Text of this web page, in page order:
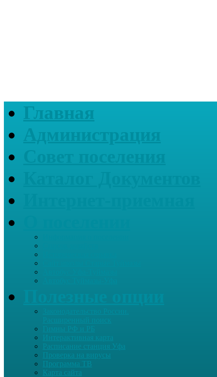
Главная
Администрация
Гимны РФ и РБ
Интерактивная карта
Расписание станция Уфа
Проверка на вирусы
Программа ТВ
Карта сайта